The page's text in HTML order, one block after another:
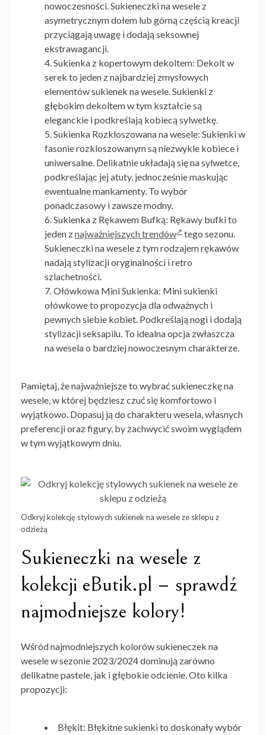
nowoczesności.Sukieneczki na wesele z
asymetrycznym dołem lub górną częścią kreacji
przyciągają uwagę i dodają seksownej
ekstrawagancji.
Sukienka z kopertowym dekoltem: Dekolt w
serek to jeden z najbardziej zmysłowych
elementów sukienek na wesele. Sukienki z
głębokim dekoltem w tym kształcie są
eleganckie i podkreślają kobiecą sylwetkę.
Sukienka Rozkloszowana na wesele: Sukienki w
fasonie rozkloszowanym są niezwykle kobiece i
uniwersalne. Delikatnie układają się na sylwetce,
podkreślając jej atuty, jednocześnie maskując
ewentualne mankamenty. To wybór
ponadczasowy i zawsze modny.
Sukienka z Rękawem Bufką: Rękawy bufki to
jeden znajważniejszych trendów
tego sezonu.
Sukieneczki na wesele z tym rodzajem rękawów
nadają stylizacji oryginalności i retro
szlachetności.
Ołówkowa Mini Sukienka: Mini sukienki
ołówkowe to propozycja dla odważnych i
pewnych siebie kobiet. Podkreślają nogi i dodają
stylizacji seksapilu. To idealna opcja zwłaszcza
na wesela o bardziej nowoczesnym charakterze.
Pamiętaj, że najważniejsze to wybrać sukieneczkę na
wesele, w której będziesz czuć się komfortowo i
wyjątkowo. Dopasuj ją do charakteru wesela, własnych
preferencji oraz figury, by zachwycić swoim wyglądem
w tym wyjątkowym dniu.
Odkryj kolekcję stylowych sukienek na wesele ze sklepu z
odzieżą
Sukieneczki na wesele z
kolekcji eButik.pl – sprawdź
najmodniejsze kolory!
Wśród najmodniejszych kolorówsukieneczek na
weselew sezonie 2023/2024 dominują zarówno
delikatne pastele, jak i głębokie odcienie. Oto kilka
propozycji:
Błękit: Błękitne sukienki to doskonały wybór